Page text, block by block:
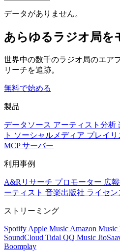
データがありません。
あらゆるラジオ局を
世界中の数千のラジオ局のエア
リーチを追跡。
無料で始める
製品
データソース アーティスト分析
ト ソーシャルメディア プレイリ
MCP サーバー
利用事例
A&Rリサーチ プロモーター 広
ーティスト 音楽出版社 ライセン
ストリーミング
Spotify Apple Music Amazon Music
SoundCloud Tidal QQ Music
Boomplay